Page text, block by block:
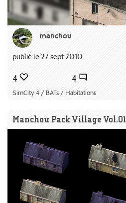
manchou
publié le 27 sept 2010
4 4
SimCity 4 / BATs / Habitations
Manchou Pack Village Vol.01